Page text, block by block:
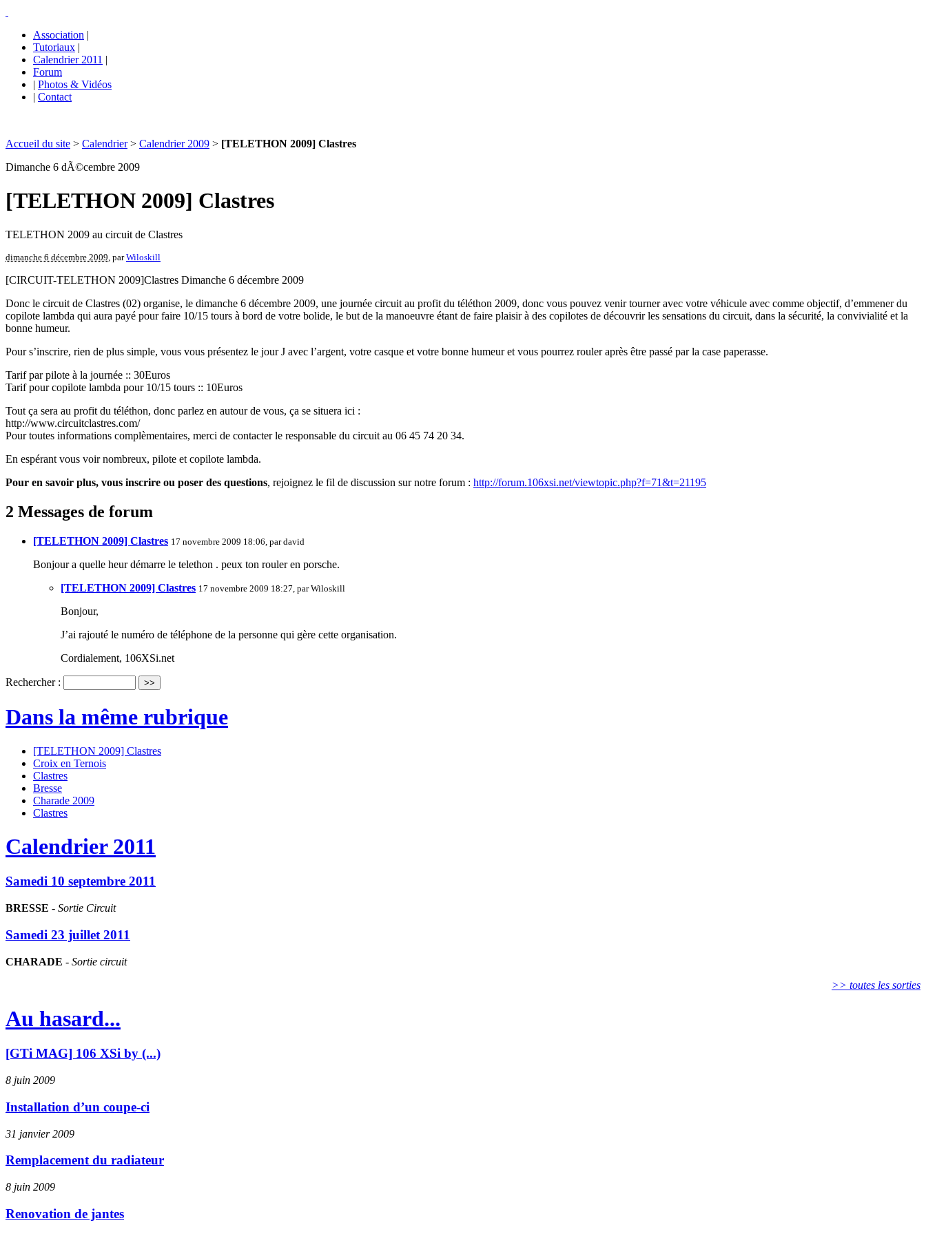
Association |
Tutoriaux |
Calendrier 2011 |
Forum
| Photos & Vidéos
| Contact
Accueil du site > Calendrier> Calendrier 2009 > [TELETHON 2009] Clastres
Dimanche 6 dÃ©cembre 2009
[TELETHON 2009] Clastres
TELETHON 2009 au circuit de Clastres
dimanche 6 décembre 2009 , parWiloskill
[CIRCUIT-TELETHON 2009]Clastres Dimanche 6 décembre 2009
Donc le circuit de Clastres (02) organise, le dimanche 6 décembre 2009, une journée circuit au profit du téléthon 2009, donc vous pouvez venir tourner avec votre véhicule avec comme objectif, d’emmener du
copilote lambda qui aura payé pour faire 10/15 tours à bord de votre bolide, le but de la manoeuvre étant de faire plaisir à des copilotes de découvrir les sensations du circuit, dans la sécurité, la convivialité et la
bonne humeur.
Pour s’inscrire, rien de plus simple, vous vous présentez le jour J avec l’argent, votre casque et votre bonne humeur et vous pourrez rouler après être passé par la case paperasse.
Tarif par pilote à la journée :: 30Euros
Tarif pour copilote lambda pour 10/15 tours :: 10Euros
Tout ça sera au profit du téléthon, donc parlez en autour de vous, ça se situera ici :
http://www.circuitclastres.com/
Pour toutes informations complèmentaires, merci de contacter le responsable du circuit au 06 45 74 20 34.
En espérant vous voir nombreux, pilote et copilote lambda.
Pour en savoir plus, vous inscrire ou poser des questions, rejoignez le fil de discussion sur notre forum : http://forum.106xsi.net/viewtopic.php?f=71&t=21195
2 Messages de forum
[TELETHON 2009] Clastres 17 novembre 2009 18:06, pardavid
Bonjour a quelle heur démarre le telethon . peux ton rouler en porsche.
[TELETHON 2009] Clastres 17 novembre 2009 18:27, parWiloskill
Bonjour,
J’ai rajouté le numéro de téléphone de la personne qui gère cette organisation.
Cordialement, 106XSi.net
Rechercher :
Dans la même rubrique
[TELETHON 2009] Clastres
Croix en Ternois
Clastres
Bresse
Charade 2009
Clastres
Calendrier 2011
Samedi 10 septembre 2011
BRESSE - Sortie Circuit
Samedi 23 juillet 2011
CHARADE - Sortie circuit
>> toutes les sorties
Au hasard...
[GTi MAG] 106 XSi by (...)
8 juin 2009
Installation d’un coupe-ci
31 janvier 2009
Remplacement du radiateur
8 juin 2009
Renovation de jantes